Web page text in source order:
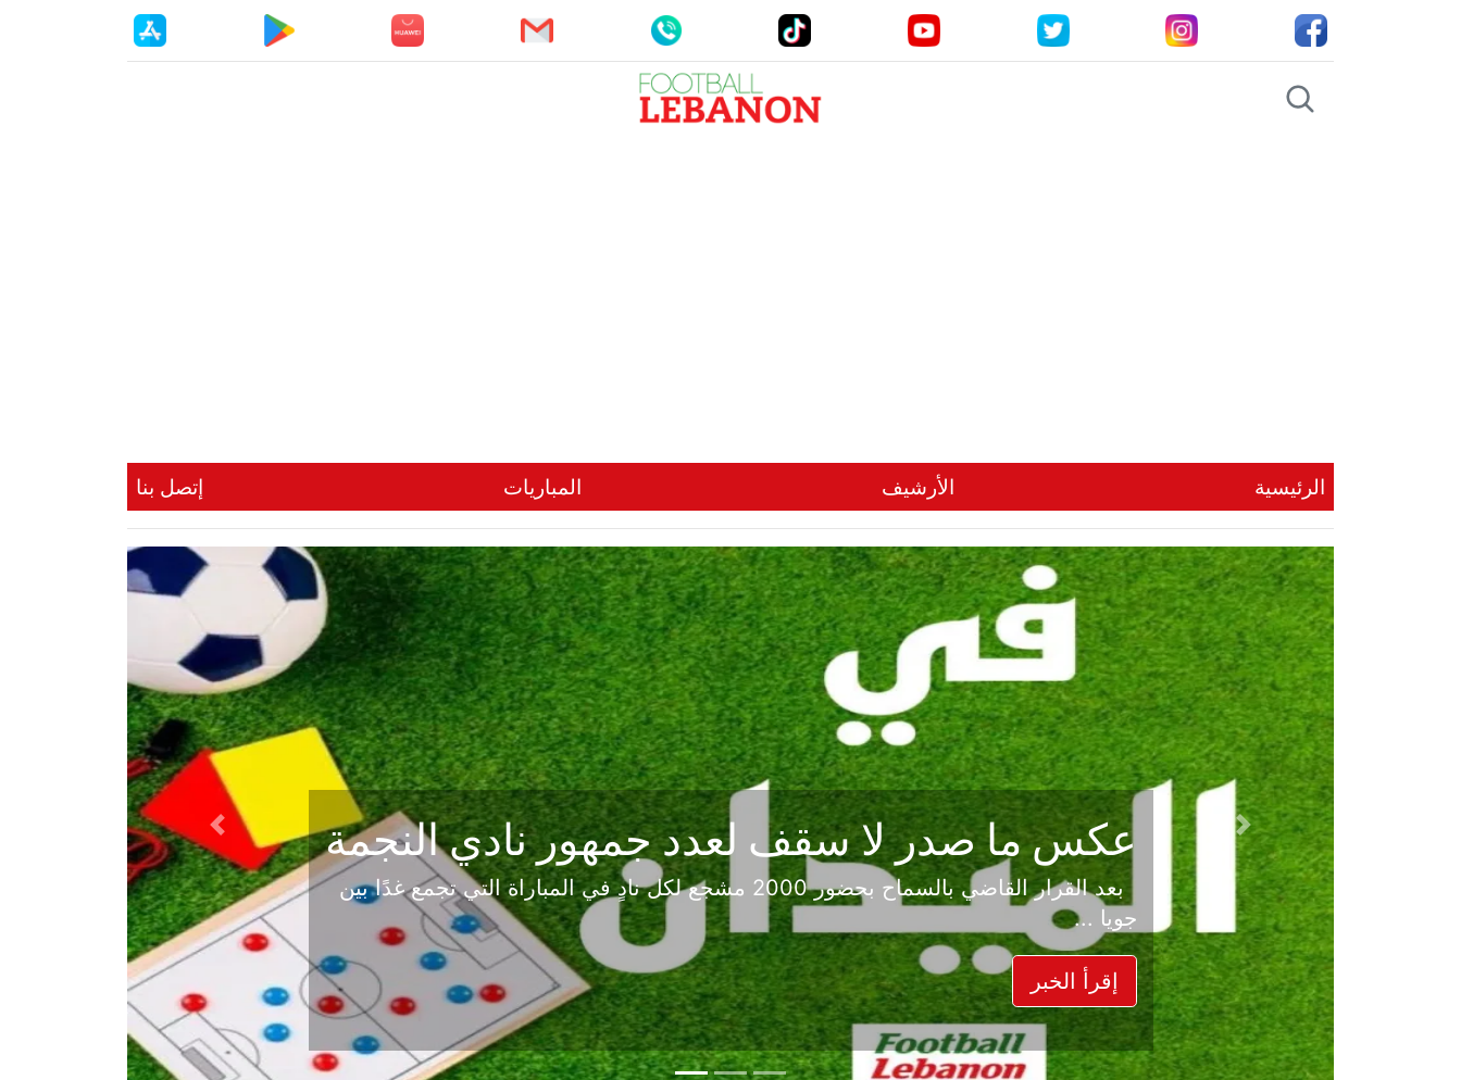
الرئيسية الأرشيف المباريات إتصل بنا
عكس ما صدر لا سقف لعدد جمهور نادي النجمة
بعد القرار القاضي بالسماح بحضور 2000 مشجع لكل نادٍ في المباراة التي تجمع غدًا بين
جويا ...
إقرأ الخبر
Previous
Next